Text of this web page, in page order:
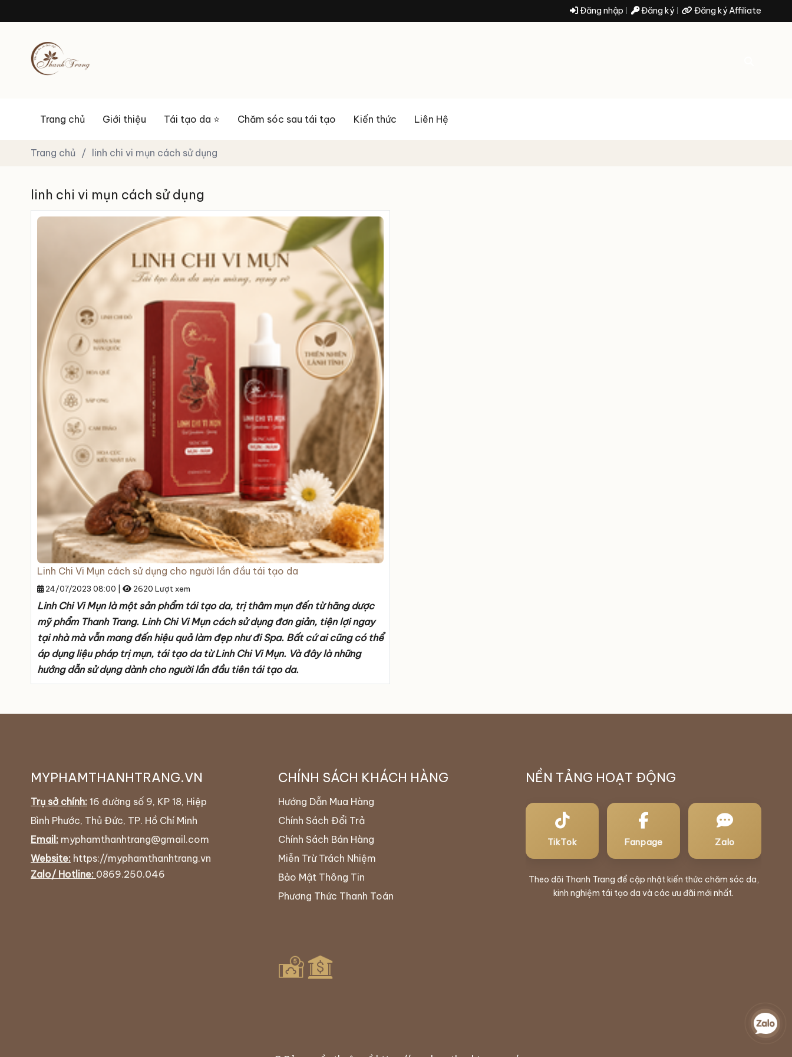
Đăng nhập Đăng ký Đăng ký Affiliate
Trang chủ Giới thiệu Tái tạo da ⭐ Chăm sóc sau tái tạo Kiến thức Liên Hệ
Trang chủ / linh chi vi mụn cách sử dụng
linh chi vi mụn cách sử dụng
Linh Chi Vi Mụn cách sử dụng cho người lần đầu tái tạo da
24/07/2023 08:00 2620 Lượt xem
Linh Chi Vi Mụn là một sản phẩm tái tạo da, trị thâm mụn đến từ hãng dược
mỹ phẩm Thanh Trang. Linh Chi Vi Mụn cách sử dụng đơn giản, tiện lợi ngay
tại nhà mà vẫn mang đến hiệu quả làm đẹp như đi Spa. Bất cứ ai cũng có thể
áp dụng liệu pháp trị mụn, tái tạo da từ Linh Chi Vi Mụn. Và đây là những
hướng dẫn sử dụng dành cho người lần đầu tiên tái tạo da.
MYPHAMTHANHTRANG.VN
Trụ sở chính: 16 đường số 9, KP 18, Hiệp
Bình Phước, Thủ Đức, TP. Hồ Chí Minh
Email: myphamthanhtrang@gmail.com
Website: https://myphamthanhtrang.vn
Zalo/ Hotline: 0869.250.046
CHÍNH SÁCH KHÁCH HÀNG
Hướng Dẫn Mua Hàng
Chính Sách Đổi Trả
Chính Sách Bán Hàng
Miễn Trừ Trách Nhiệm
Bảo Mật Thông Tin
Phương Thức Thanh Toán
NỀN TẢNG HOẠT ĐỘNG
TikTok Fanpage Zalo
Theo dõi Thanh Trang để cập nhật kiến thức chăm sóc da,
kinh nghiệm tái tạo da và các ưu đãi mới nhất.